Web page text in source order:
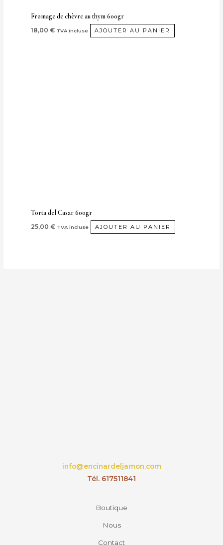
Fromage de chèvre au thym 600gr
18,00€ TVA incluse AJOUTER AU PANIER
Torta del Casar 600gr
25,00€ TVA incluse AJOUTER AU PANIER
info@encinardeljamon.com
Tél. 617511841
Boutique
Nous
Contact